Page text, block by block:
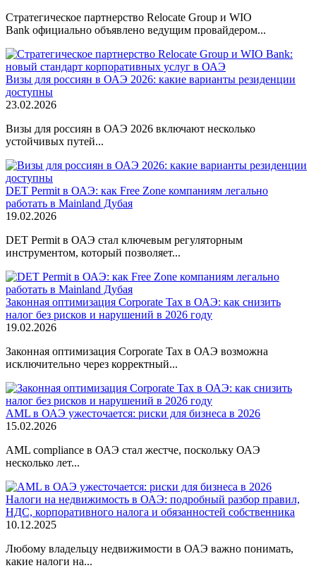
Стратегическое партнерство Relocate Group и WIO
Bank официально объявлено ведущим провайдером...
Визы для россиян в ОАЭ 2026: какие варианты резиденции
доступны
23.02.2026
Визы для россиян в ОАЭ 2026 включают несколько
устойчивых путей...
DET Permit в ОАЭ: как Free Zone компаниям легально
работать в Mainland Дубая
19.02.2026
DET Permit в ОАЭ стал ключевым регуляторным
инструментом, который позволяет...
Законная оптимизация Corporate Tax в ОАЭ: как снизить
налог без рисков и нарушений в 2026 году
19.02.2026
Законная оптимизация Corporate Tax в ОАЭ возможна
исключительно через корректный...
AML в ОАЭ ужесточается: риски для бизнеса в 2026
15.02.2026
AML compliance в ОАЭ стал жестче, поскольку ОАЭ
несколько лет...
Налоги на недвижимость в ОАЭ: подробный разбор правил,
НДС, корпоративного налога и обязанностей собственника
10.12.2025
Любому владельцу недвижимости в ОАЭ важно понимать,
какие налоги на...